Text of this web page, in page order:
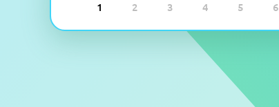
1 2 3 4 5 6